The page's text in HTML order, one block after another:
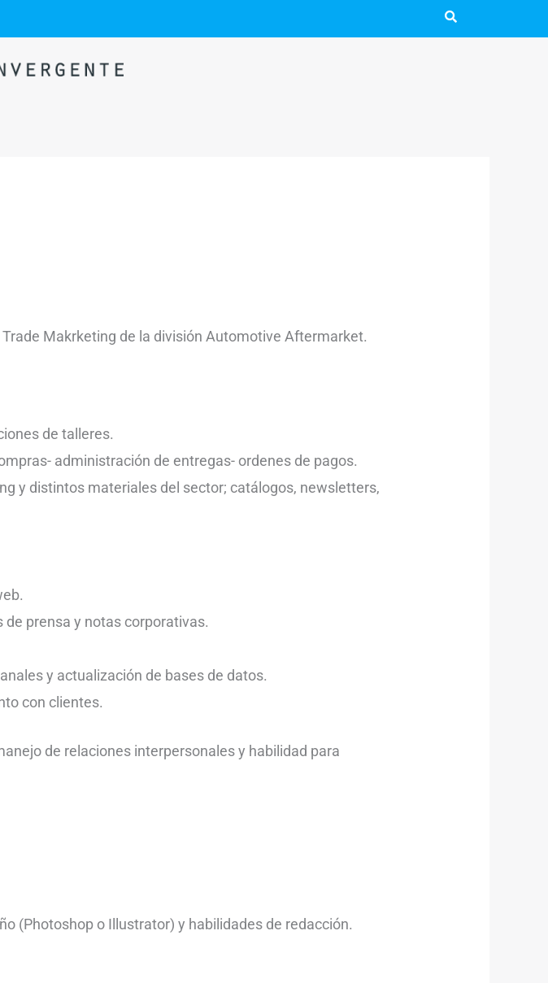
Makrketing de la división Automotive Aftermarket.
de talleres.
administración de entregas- ordenes de pagos.
y distintos materiales del sector; catálogos, newsletters,
prensa y notas corporativas.
y actualización de bases de datos.
con clientes.
de relaciones interpersonales y habilidad para
(Photoshop o Illustrator) y habilidades de redacción.